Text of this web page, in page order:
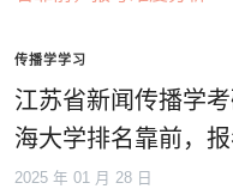
传播学学习
江苏省新闻传播学
海大学排名靠前，
2025 年 01 月 28 日